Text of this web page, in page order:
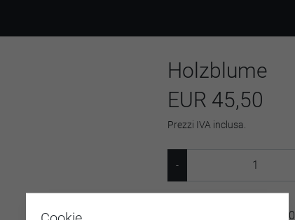
Holzblume
EUR 45,50
Prezzi IVA inclusa.
MIHOFLOWER24400